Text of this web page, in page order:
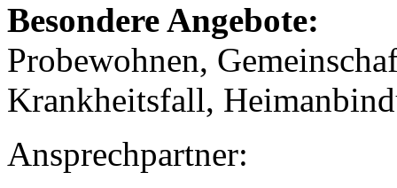
Besondere Angebote:
Probewohnen,
Krankheitsfall,
Ansprechpartner: